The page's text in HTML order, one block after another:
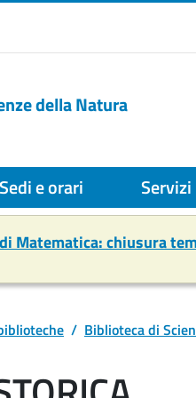
della Natura
Sedi e orari Servizi
Matematica: chiusura
Biblioteca di